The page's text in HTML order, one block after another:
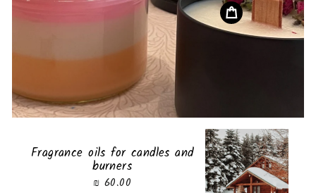
Fragrance oils for candles and
burners
60.00 ₪